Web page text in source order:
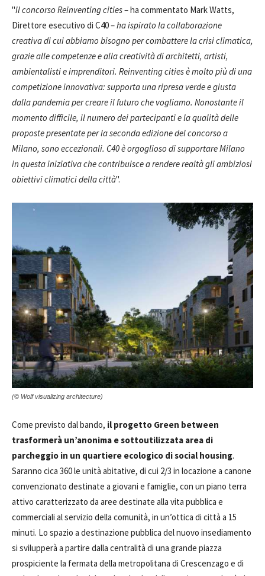
"Il concorso Reinventing cities– ha commentato Mark Watts,
Direttore esecutivo di C40 –ha ispirato la collaborazione
creativa di cui abbiamo bisogno per combattere la crisi climatica,
grazie alle competenze e alla creatività di architetti, artisti,
ambientalisti e imprenditori. Reinventing cities è molto più di una
competizione innovativa: supporta una ripresa verde e giusta
dalla pandemia per creare il futuro che vogliamo. Nonostante il
momento difficile, il numero dei partecipanti e la qualità delle
proposte presentate per la seconda edizione del concorso a
Milano, sono eccezionali. C40 è orgoglioso di supportare Milano
in questa iniziativa che contribuisce a rendere realtà gli ambiziosi
obiettivi climatici della città".
(© Wolf visualizing architecture)
Come previsto dal bando, il progetto Green between
trasformerà un’anonima e sottoutilizzata area di
parcheggio in un quartiere ecologico di social housing.
Saranno cica 360 le unità abitative, di cui 2/3 in locazione a canone
convenzionato destinate a giovani e famiglie, con un piano terra
attivo caratterizzato da aree destinate alla vita pubblica e
commerciali al servizio della comunità, in un’ottica di città a 15
minuti. Lo spazio a destinazione pubblica del nuovo insediamento
si svilupperà a partire dalla centralità di una grande piazza
prospiciente la fermata della metropolitana di Crescenzago e di